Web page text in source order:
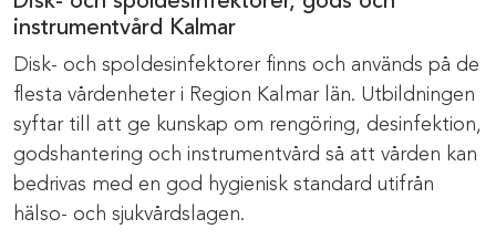
instrumentvård Kalmar
Disk- och spoldesinfektorer finns och används på de
flesta vårdenheter i Region Kalmar län. Utbildningen
syftar till att ge kunskap om rengöring, desinfektion,
godshantering och instrumentvård så att vården kan
bedrivas med en god hygienisk standard utifrån
hälso- och sjukvårdslagen.